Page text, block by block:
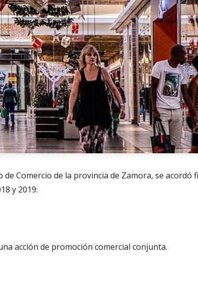
Comercio de la provincia de Zamora, se acordó
y 2019:
acción de promoción comercial conjunta.